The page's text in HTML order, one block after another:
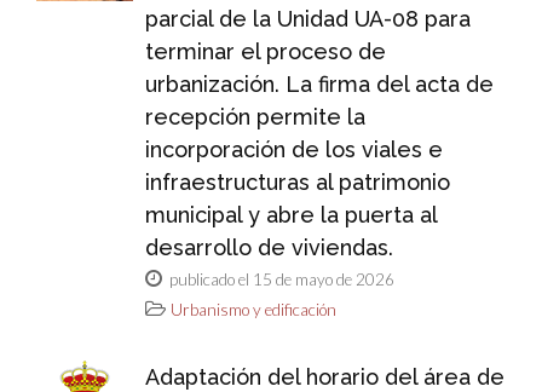
parcial de la Unidad UA-08 para
terminar el proceso de
urbanización. La firma del acta de
recepción permite la
incorporación de los viales e
infraestructuras al patrimonio
municipal y abre la puerta al
desarrollo de viviendas.
publicado el 15 de mayo de 2026
Urbanismo y edificación
Adaptación del horario del área de